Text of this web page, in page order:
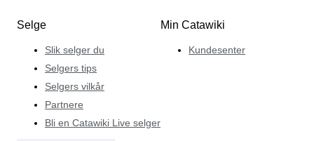
Selge
Slik selger du
Selgers tips
Selgers vilkår
Partnere
Bli en Catawiki Live selger
Min Catawiki
Kundesenter